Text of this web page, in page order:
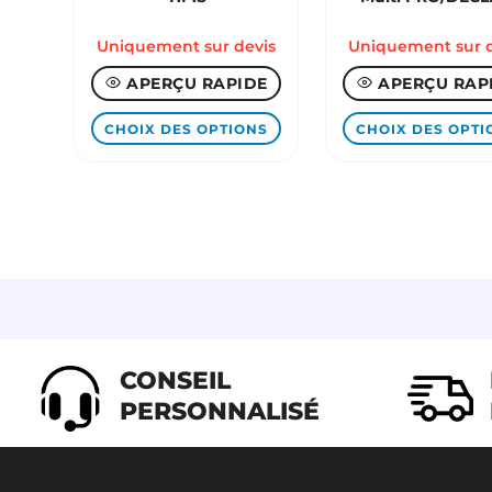
Uniquement sur devis
APERÇU RAPIDE
CHOIX DES OPTIONS
sur
Uniquement sur
APERÇU
CHOIX DES
CONSEIL
PERSONNALISÉ